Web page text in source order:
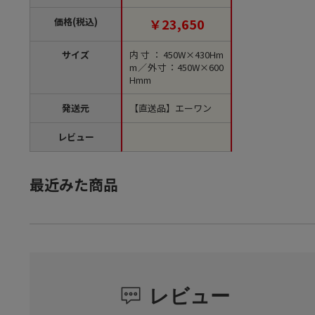
価格(税込)
サイズ
発送元
レビュー
（ご注文単位1束）
【直送品】
￥23,650
内寸：450W×430Hm
m／外寸：450W×600
Hmm
【直送品】エーワン
最近みた商品
レビュー